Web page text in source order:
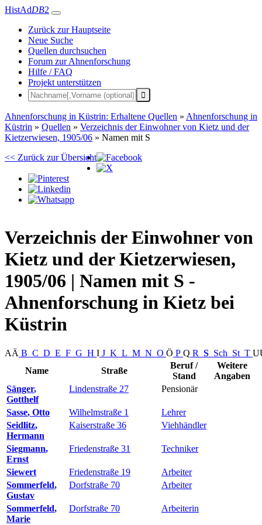
HistAdDB2
Zurück zur Hauptseite
Neue Suche
Quellen durchsuchen
Forum zur Ahnenforschung
Hilfe / FAQ
Projekt unterstützen
Ahnenforschung in Küstrin: Erhaltene Quellen » Ahnenforschung in
Küstrin » Quellen » Verzeichnis der Einwohner von Kietz und der
Kietzerwiesen, 1905/06 » Namen mit S
<< Zurück zur Übersicht
Verzeichnis der Einwohner von
Kietz und der Kietzerwiesen,
1905/06 | Namen mit S -
Ahnenforschung in Kietz bei
Küstrin
AÄ B C D E F G H I J K L M N O Ö P Q R S Sch St T U
Name
Straße
Beruf /
Stand
Weitere
Angaben
Sänger,
Gotthelf
Lindenstraße 27 Pensionär
Sasse, Otto Wilhelmstraße 1
Lehrer
Seidlitz,
Hermann
Kaiserstraße 36 Viehhändler
Siegmann,
Ernst
Friedenstraße 31 Techniker
Siewert Friedenstraße 19
Arbeiter
Sommerfeld,
Gustav
Dorfstraße 70 Arbeiter
Sommerfeld,
Marie
Dorfstraße 70 Arbeiterin